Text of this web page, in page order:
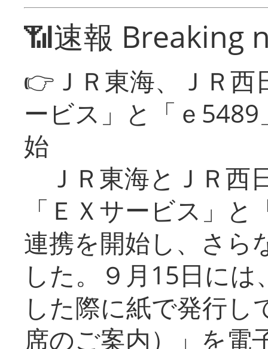
📶速報 Breaking
👉ＪＲ東海、ＪＲ
ービス」と「ｅ
始
ＪＲ東海とＪＲ西
「ＥＸサービス」
連携を開始し、さら
した。９月15日に
した際に紙で発行し
席のご案内）」を電